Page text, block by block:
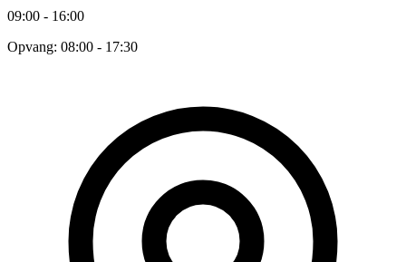
09:00 - 16:00
Opvang: 08:00 - 17:30